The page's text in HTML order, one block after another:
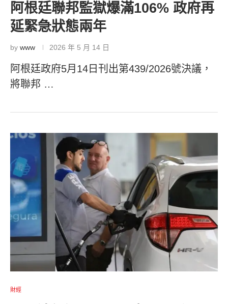
阿根廷聯邦監獄爆滿106% 政府再
延緊急狀態兩年
by www 2026 年 5 月 14 日
阿根廷政府5月14日刊出第439/2026號決議，
將聯邦 …
財經